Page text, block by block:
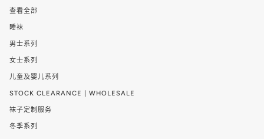
查看全部
睡袜
男士系列
女士系列
儿童及婴儿系列
STOCK CLEARANCE | WHOLESALE
袜子定制服务
冬季系列